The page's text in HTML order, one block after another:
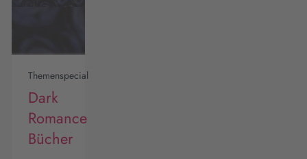
Themenspecial
Dark
Romance
Bücher